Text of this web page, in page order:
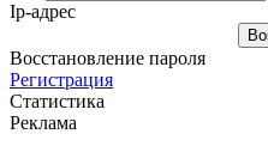
Ip-адрес
Восстановление пароля
Регистрация
Статистика
Реклама